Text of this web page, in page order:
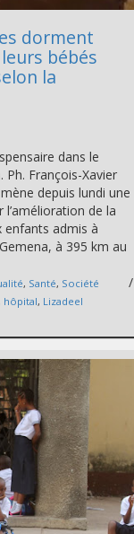
dorment
bébés
la
dans le
François-Xavier
depuis lundi une
de la
enfants admis à
à 395 km au
, Santé, Société /
hôpital, Lizadeel